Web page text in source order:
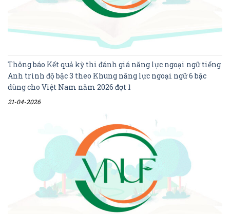
Thông báo Kết quả kỳ thi đánh giá năng lực ngoại ngữ tiếng
Anh trình độ bậc 3 theo Khung năng lực ngoại ngữ 6 bậc
dùng cho Việt Nam năm 2026 đợt 1
21-04-2026